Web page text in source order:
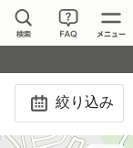
絞り込み